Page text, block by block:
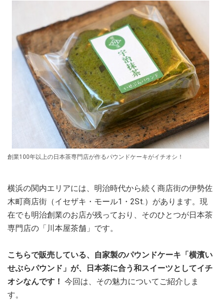
創業100年以上の日本茶専門店が作るパウンドケーキがイチオシ！
横浜の関内エリアには、明治時代から続く商店街の伊勢佐
木町商店街（イセザキ・モール1・2St.）があります。現
在でも明治創業のお店が残っており、そのひとつが日本茶
専門店の「川本屋茶舗」です。
こちらで販売している、自家製のパウンドケーキ「横濱い
せぶらパウンド」が、日本茶に合う和スイーツとしてイチ
オシなんです！ 今回は、その魅力についてご紹介しま
す。